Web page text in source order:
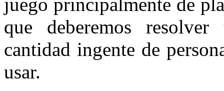
juego principalmente de
que deberemos
cantidad ingente de
usar.